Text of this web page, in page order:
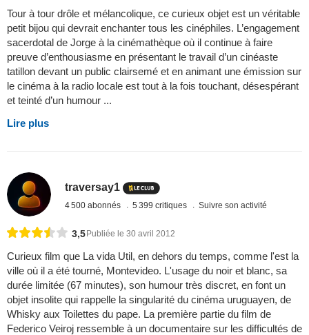
Tour à tour drôle et mélancolique, ce curieux objet est un véritable
petit bijou qui devrait enchanter tous les cinéphiles. L’engagement
sacerdotal de Jorge à la cinémathèque où il continue à faire
preuve d’enthousiasme en présentant le travail d’un cinéaste
tatillon devant un public clairsemé et en animant une émission sur
le cinéma à la radio locale est tout à la fois touchant, désespérant
et teinté d’un humour ...
Lire plus
traversay1
4 500 abonnés 5 399 critiques Suivre son activité
3,5Publiée le 30 avril 2012
Curieux film que La vida Util, en dehors du temps, comme l'est la
ville où il a été tourné, Montevideo. L'usage du noir et blanc, sa
durée limitée (67 minutes), son humour très discret, en font un
objet insolite qui rappelle la singularité du cinéma uruguayen, de
Whisky aux Toilettes du pape. La première partie du film de
Federico Veiroj ressemble à un documentaire sur les difficultés de